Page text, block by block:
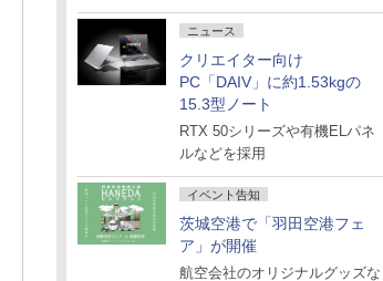
ニュース
クリエイター向け
PC「DAIV」に約1.53kgの
15.3型ノート
RTX 50シリーズや有機ELパネ
ルなどを採用
イベント告知
茨城空港で「羽田空港フェ
ア」が開催
航空会社のオリジナルグッズな